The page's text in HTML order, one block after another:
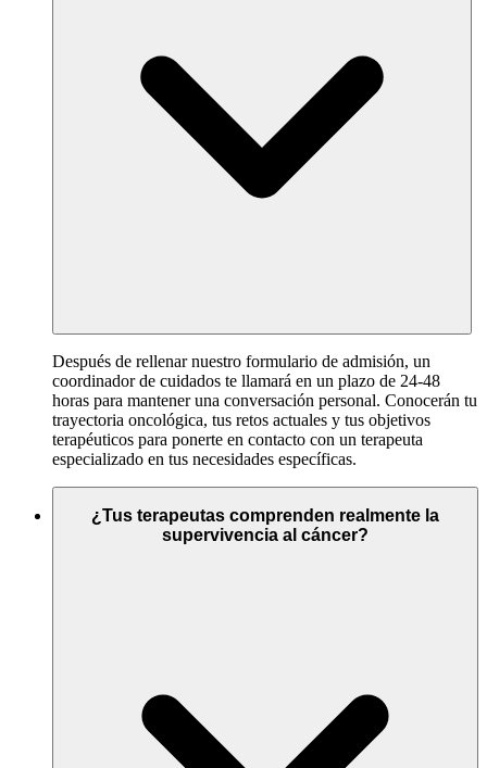
Después de rellenar nuestro formulario de admisión, un
coordinador de cuidados te llamará en un plazo de 24-48
horas para mantener una conversación personal. Conocerán tu
trayectoria oncológica, tus retos actuales y tus objetivos
terapéuticos para ponerte en contacto con un terapeuta
especializado en tus necesidades específicas.
¿Tus terapeutas comprenden realmente la
supervivencia al cáncer?